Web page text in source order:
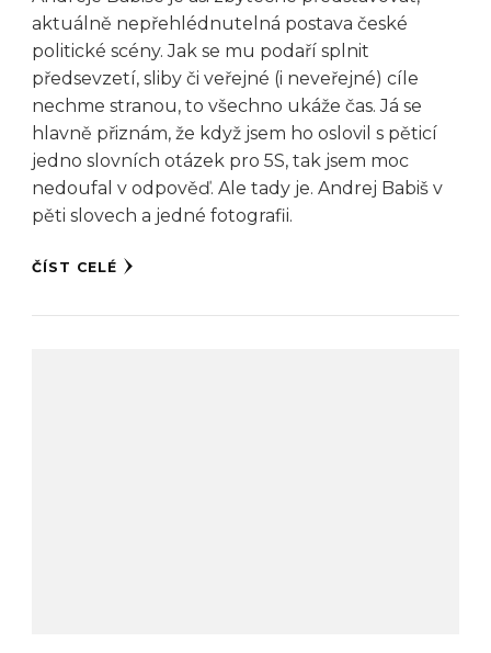
aktuálně nepřehlédnutelná postava české
politické scény. Jak se mu podaří splnit
předsevzetí, sliby či veřejné (i neveřejné) cíle
nechme stranou, to všechno ukáže čas. Já se
hlavně přiznám, že když jsem ho oslovil s pěticí
jedno slovních otázek pro 5S, tak jsem moc
nedoufal v odpověď. Ale tady je. Andrej Babiš v
pěti slovech a jedné fotografii.
ČÍST CELÉ